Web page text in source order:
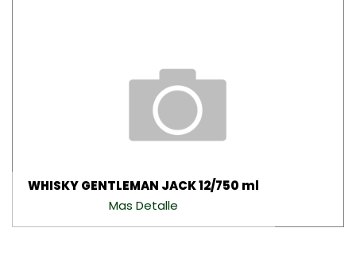
WHISKY GENTLEMAN JACK 12/750 ml
Mas Detalle